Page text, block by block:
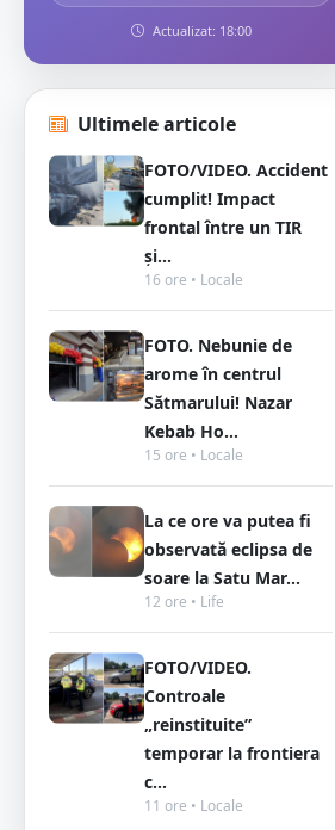
Actualizat: 18:00
Ultimele articole
FOTO/VIDEO. Accident
cumplit! Impact
frontal între un TIR
și...
16 ore • Locale
FOTO. Nebunie de
arome în centrul
Sătmarului! Nazar
Kebab Ho...
15 ore • Locale
La ce ore va putea fi
observată eclipsa de
soare la Satu Mar...
12 ore • Life
FOTO/VIDEO.
Controale
„reinstituite”
temporar la frontiera
c...
11 ore • Locale